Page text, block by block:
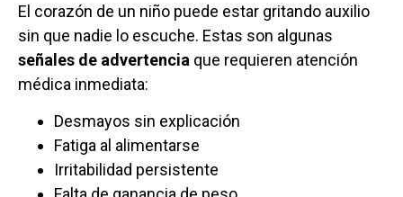
El corazón de un niño puede estar gritando auxilio
sin que nadie lo escuche. Estas son algunas
señales de advertencia que requieren atención
médica inmediata:
Desmayos sin explicación
Fatiga al alimentarse
Irritabilidad persistente